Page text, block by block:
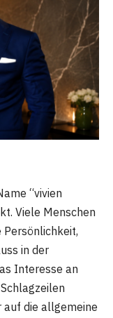
“vivien
Viele Menschen
in der
Interesse an
auf die allgemeine